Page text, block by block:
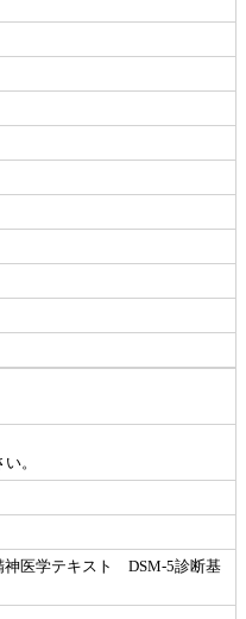
。
神医学テキスト DSM-5診断基